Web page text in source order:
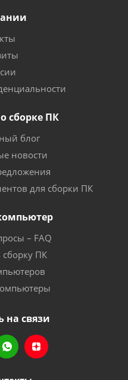
сборке ПК
блог
новости
для сборки ПК
– FAQ
сборку ПК
на связи